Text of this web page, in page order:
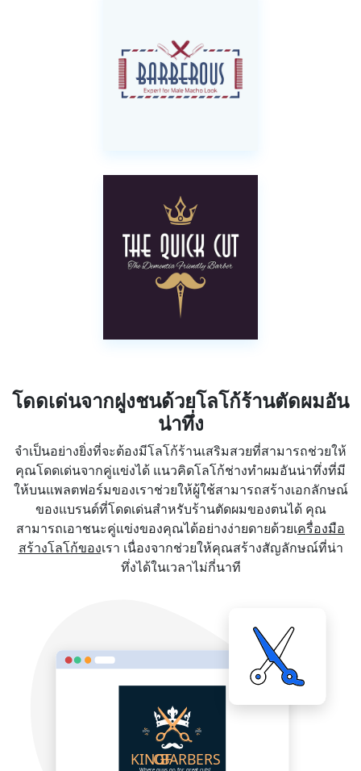
โดดเด่นจากฝูงชนด้วยโลโก้ร้านตัดผมอัน
น่าทึ่ง
จำเป็นอย่างยิ่งที่จะต้องมีโลโก้ร้านเสริมสวยที่สามารถช่วยให้
คุณโดดเด่นจากคู่แข่งได้ แนวคิดโลโก้ช่างทำผมอันน่าทึ่งที่มี
ให้บนแพลตฟอร์มของเราช่วยให้ผู้ใช้สามารถสร้างเอกลักษณ์
ของแบรนด์ที่โดดเด่นสำหรับร้านตัดผมของตนได้ คุณ
สามารถเอาชนะคู่แข่งของคุณได้อย่างง่ายดายด้วยเครื่องมือ
สร้างโลโก้ของเรา เนื่องจากช่วยให้คุณสร้างสัญลักษณ์ที่น่า
ทึ่งได้ในเวลาไม่กี่นาที